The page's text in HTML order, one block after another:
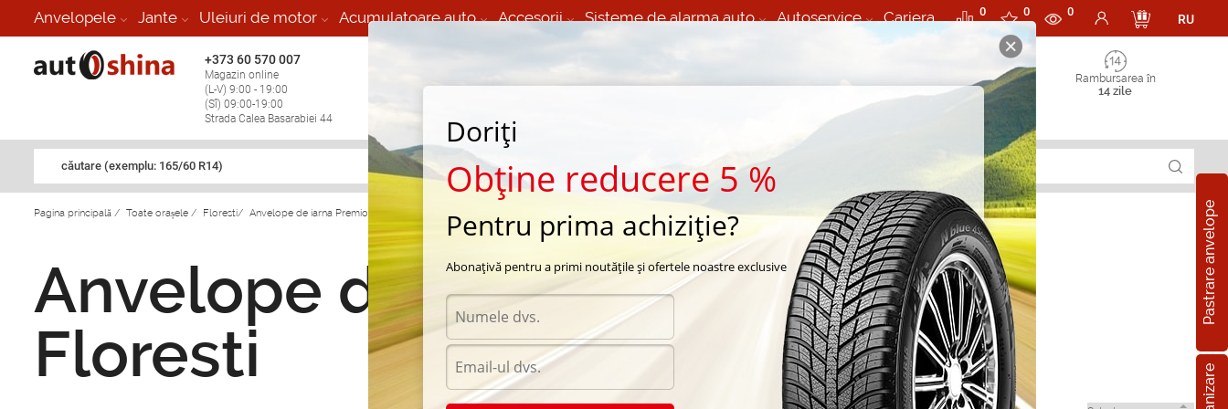
Anvelopele Jante Uleiuri de motor Acumulatoare auto Accesorii Sisteme de alarma auto Autoservice Cariera 0 0 0
RU
+373 60 570 007
Magazin online
(L-V) 9:00 - 19:00
(Sî) 09:00-19:00
Strada Calea Basarabiei 44
stop în toate regiunile
(L-V) 9:00 - 19:00
Rambursarea în
14 zile
căutare (exemplu: 165/60 R14)
Pastrare anvelope
Pagina principală / Toate orașele / Floresti/ Anvelope de iarna Premiorri in Floresti
Anvelope de iarna Premiorri in
Floresti
Doriți
Obține reducere 5 %
Pentru prima achiziție?
Abonațivă pentru a primi noutățile și ofertele noastre exclusive